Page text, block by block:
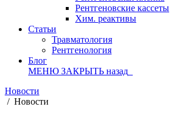
Рентгеновские кассеты
Хим. реактивы
Статьи
Травматология
Рентгенология
Блог
МЕНЮ ЗАКРЫТЬ назад
Новости
/ Новости